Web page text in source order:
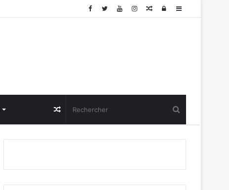
Sidebar
Connexion
Article
Article
Aléatoire